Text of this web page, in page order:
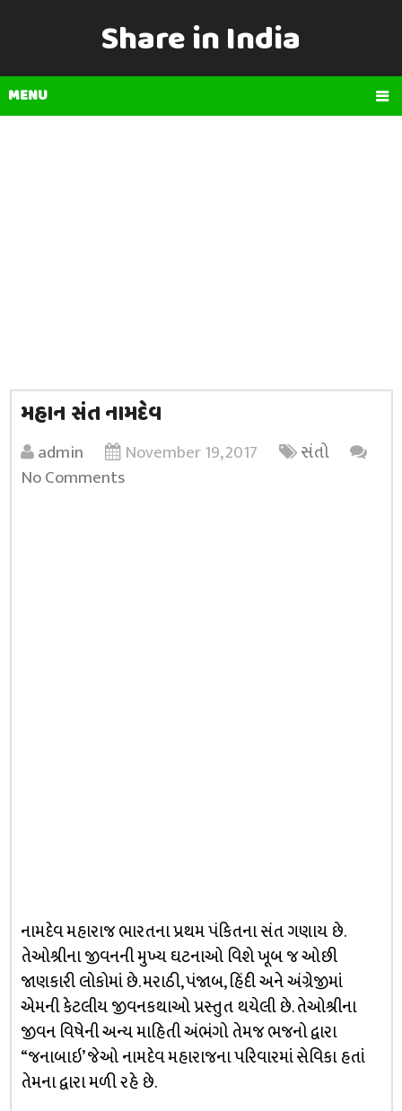
Share in India
MENU
મહાન સંત નામદેવ
admin November 19, 2017
સંતો
No Comments
નામદેવ મહારાજ ભારતના પ્રથમ પંકિતના સંત ગણાય છે.
તેઓશ્રીના જીવનની મુખ્ય ઘટનાઓ વિશે ખૂબ જ ઓછી
જાણકારી લોકોમાં છે. મરાઠી, પંજાબ, હિંદી અને અંગ્રેજીમાં
એમની કેટલીય જીવનકથાઓ પ્રસ્તુત થયેલી છે. તેઓશ્રીના
જીવન વિષેની અન્ય માહિતી અંભંગો તેમજ ભજનો દ્વારા
“જનાબાઇ’ જેઓ નામદેવ મહારાજના પરિવારમાં સેવિકા હતાં
તેમના દ્વારા મળી રહે છે.